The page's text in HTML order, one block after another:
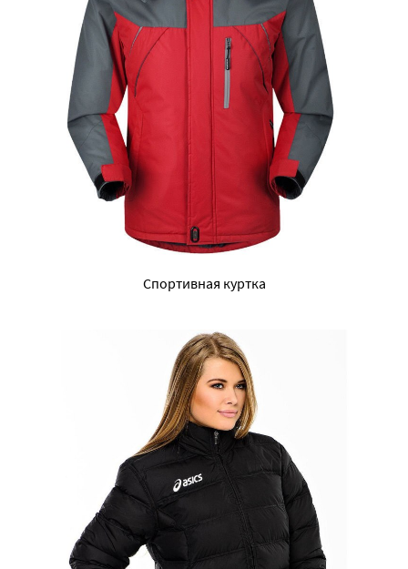
Спортивная куртка